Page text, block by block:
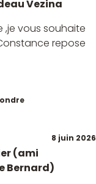
Vezina
,je vous souhaite
repose
8 juin 2026
(ami
Bernard)